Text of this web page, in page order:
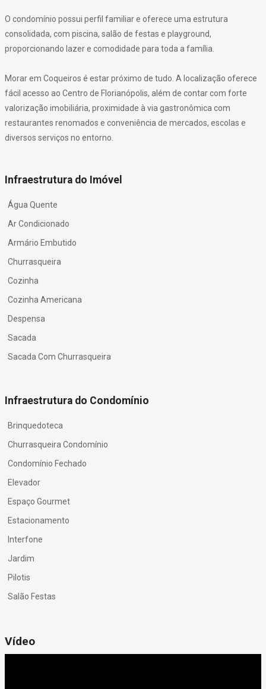
O condomínio possui perfil familiar e oferece uma estrutura
consolidada, com piscina, salão de festas e playground,
proporcionando lazer e comodidade para toda a família.
Morar em Coqueiros é estar próximo de tudo. A localização oferece
fácil acesso ao Centro de Florianópolis, além de contar com forte
valorização imobiliária, proximidade à via gastronômica com
restaurantes renomados e conveniência de mercados, escolas e
diversos serviços no entorno.
Infraestrutura do Imóvel
Água Quente
Ar Condicionado
Armário Embutido
Churrasqueira
Cozinha
Cozinha Americana
Despensa
Sacada
Sacada Com Churrasqueira
Infraestrutura do Condomínio
Brinquedoteca
Churrasqueira Condomínio
Condomínio Fechado
Elevador
Espaço Gourmet
Estacionamento
Interfone
Jardim
Pilotis
Salão Festas
Vídeo